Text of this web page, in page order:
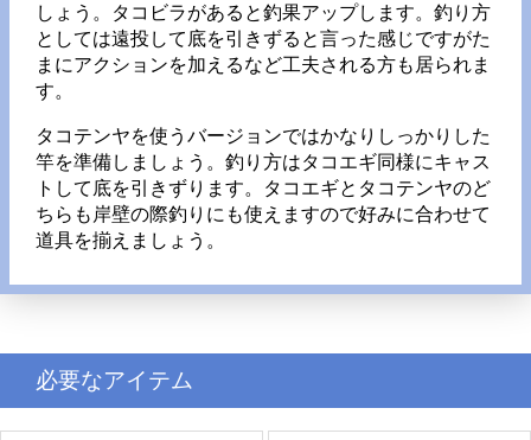
しょう。タコビラがあると釣果アップします。釣り方
としては遠投して底を引きずると言った感じですがた
まにアクションを加えるなど工夫される方も居られま
す。
タコテンヤを使うバージョンではかなりしっかりした
竿を準備しましょう。釣り方はタコエギ同様にキャス
トして底を引きずります。タコエギとタコテンヤのど
ちらも岸壁の際釣りにも使えますので好みに合わせて
道具を揃えましょう。
必要なアイテム